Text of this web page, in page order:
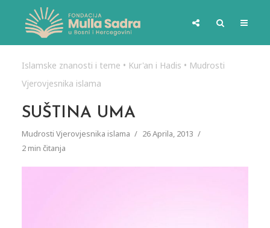
Islamske znanosti i teme • Kur'an i Hadis • Mudrosti
Vjerovjesnika islama
SUŠTINA UMA
Mudrosti Vjerovjesnika islama
26 Aprila, 2013
2 min čitanja